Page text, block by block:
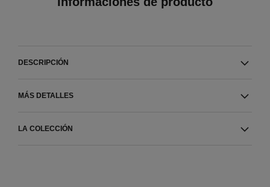
DESCRIPCIÓN
MÁS DETALLES
LA COLECCIÓN